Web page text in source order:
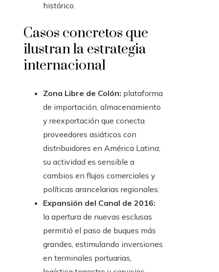
histórico.
Casos concretos que
ilustran la estrategia
internacional
Zona Libre de Colón: plataforma
de importación, almacenamiento
y reexportación que conecta
proveedores asiáticos con
distribuidores en América Latina;
su actividad es sensible a
cambios en flujos comerciales y
políticas arancelarias regionales.
Expansión del Canal de 2016:
la apertura de nuevas esclusas
permitió el paso de buques más
grandes, estimulando inversiones
en terminales portuarias,